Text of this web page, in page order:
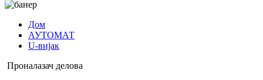
Дом
АУТОМАТ
U-вијак
Проналазач делова